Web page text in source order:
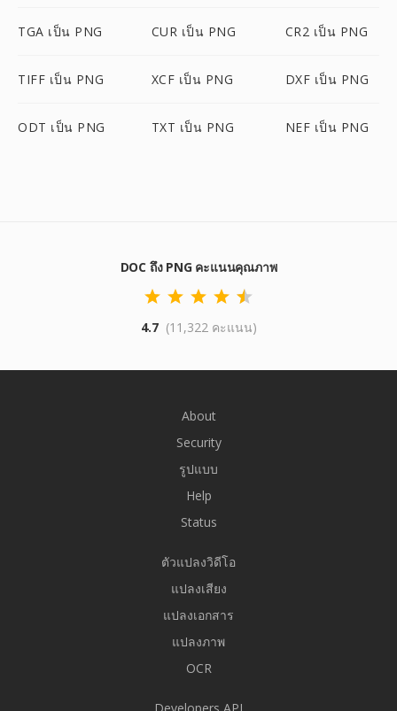
TGA เป็น PNG CUR เป็น PNG CR2 เป็น PNG
TIFF เป็น PNG XCF เป็น PNG DXF เป็น PNG
ODT เป็น PNG TXT เป็น PNG NEF เป็น PNG
DOC ถึง PNG คะแนนคุณภาพ
4.7 (11,322 คะแนน)
About
Security
รูปแบบ
Help
Status
ตัวแปลงวิดีโอ
แปลงเสียง
แปลงเอกสาร
แปลงภาพ
OCR